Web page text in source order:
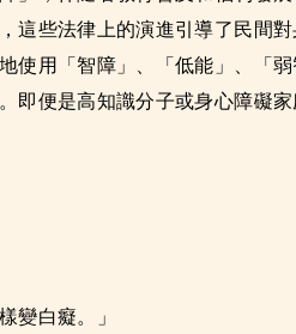
這些法律上的演進引導了民間對
使用「智障」、「低能」、「
即便是高知識分子或身心障礙
變白癡。」